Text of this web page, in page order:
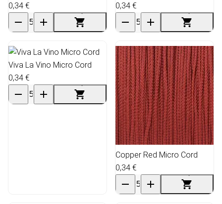
0,34 €
0,34 €
Viva La Vino Micro Cord
0,34 €
Copper Red Micro Cord
0,34 €